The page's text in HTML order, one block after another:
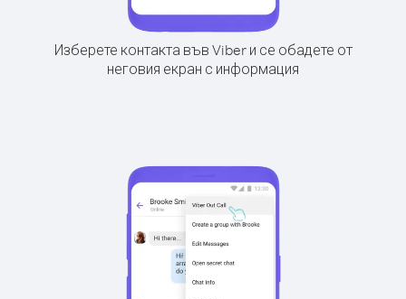
Изберете контакта във Viber и се обадете от
неговия екран с информация